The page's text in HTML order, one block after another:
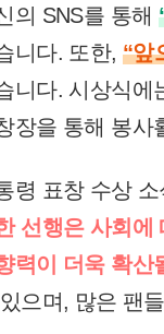
의 SNS를 통해
니다. 또한,“앞
니다. 시상식에
장을 통해 봉사
령 표창 수상
선행은 사회에
력이 더욱 확산
으며, 많은 팬